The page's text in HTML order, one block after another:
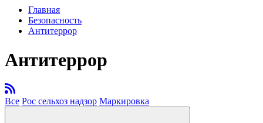
Главная
Безопасность
Антитеррор
Антитеррор
Все Рос сельхоз надзор Маркировка